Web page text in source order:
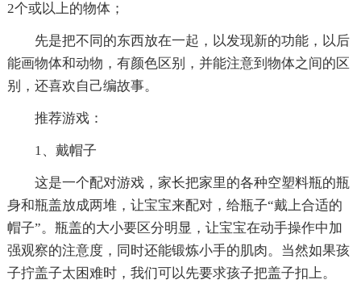
2个或以上的物体；
先是把不同的东西放在一起，以发现新的功能，以后
能画物体和动物，有颜色区别，并能注意到物体之间的区
别，还喜欢自己编故事。
推荐游戏：
1、戴帽子
这是一个配对游戏，家长把家里的各种空塑料瓶的瓶
身和瓶盖放成两堆，让宝宝来配对，给瓶子“戴上合适的
帽子”。瓶盖的大小要区分明显，让宝宝在动手操作中加
强观察的注意度，同时还能锻炼小手的肌肉。当然如果孩
子拧盖子太困难时，我们可以先要求孩子把盖子扣上。